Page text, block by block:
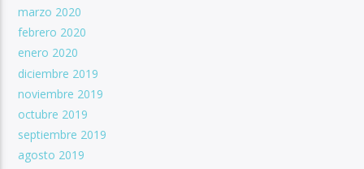
marzo 2020
febrero 2020
enero 2020
diciembre 2019
noviembre 2019
octubre 2019
septiembre 2019
agosto 2019